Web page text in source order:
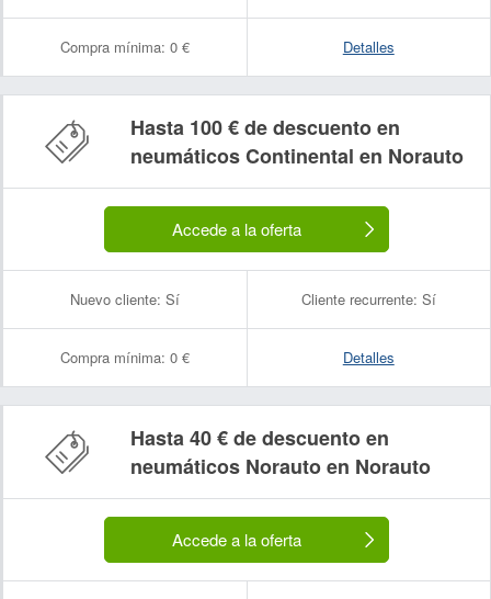
Compra mínima: 0 € Detalles
Hasta 100 € de descuento en
neumáticos Continental en Norauto
Accede a la oferta
Nuevo cliente: Sí Cliente recurrente: Sí
Compra mínima: 0 € Detalles
Hasta 40 € de descuento en
neumáticos Norauto en Norauto
Accede a la oferta